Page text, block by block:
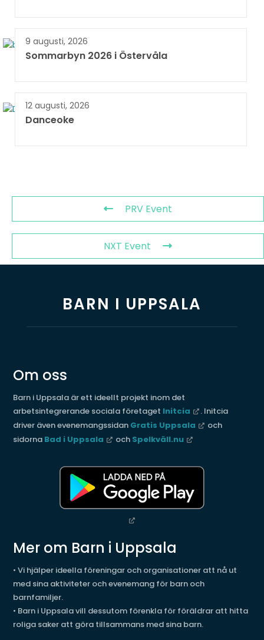
9 augusti, 2026
Sommarbyn 2026 i Östervåla
12 augusti, 2026
Danceoke
PRV Event
NXT Event
BARN I UPPSALA
Om oss
Barn i Uppsala är ett ideellt projekt inom det
arbetsintegrerande sociala företaget Initcia
. Initcia
driver även evenemangssidan Gratis Uppsala
och
sidorna Bad i Uppsala och Spelkväll.nu
Mer om Barn i Uppsala
• Vi hjälper ideella föreningar och organisationer att nå ut
med sina aktiviteter och evenemang för barn och
barnfamiljer.
• Barn i Uppsala vill dessutom förenkla för föräldrar att hitta
roliga saker att göra tillsammans med sina barn.